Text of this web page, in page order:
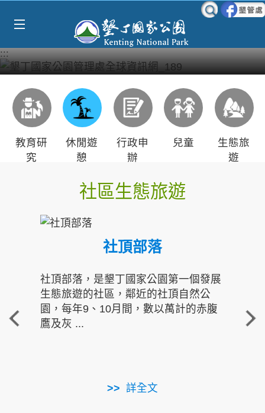
:::
教育研
究
休閒遊
憩
行政申
辦
兒童
生態旅
遊
社區生態旅遊
社頂部落
社頂部落，是墾丁國家公園第一個發展
生態旅遊的社區，鄰近的社頂自然公
園，每年9、10月間，數以萬計的赤腹
鷹及灰 ...
詳全文
重
走進